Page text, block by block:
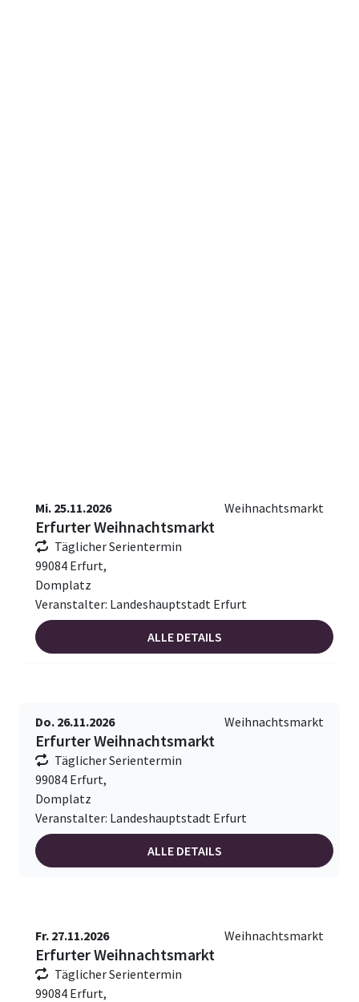
Mi. 25.11.2026 Weihnachtsmarkt
Erfurter Weihnachtsmarkt
Täglicher Serientermin
99084 Erfurt,
Domplatz
Veranstalter: Landeshauptstadt Erfurt
ALLE DETAILS
Do. 26.11.2026 Weihnachtsmarkt
Erfurter Weihnachtsmarkt
Täglicher Serientermin
99084 Erfurt,
Domplatz
Veranstalter: Landeshauptstadt Erfurt
ALLE DETAILS
Fr. 27.11.2026 Weihnachtsmarkt
Erfurter Weihnachtsmarkt
Täglicher Serientermin
99084 Erfurt,